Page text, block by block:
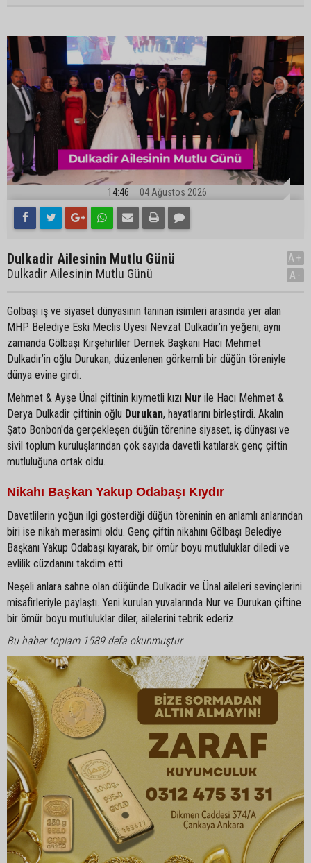
14:46 04 Ağustos 2026
Dulkadir Ailesinin Mutlu Günü
Dulkadir Ailesinin Mutlu Günü
A+
A-
Gölbaşı iş ve siyaset dünyasının tanınan isimleri arasında yer alan
MHP Belediye Eski Meclis Üyesi Nevzat Dulkadir’in yeğeni, aynı
zamanda Gölbaşı Kırşehirliler Dernek Başkanı Hacı Mehmet
Dulkadir’in oğlu Durukan, düzenlenen görkemli bir düğün töreniyle
dünya evine girdi.
Mehmet & Ayşe Ünal çiftinin kıymetli kızı Nur ile Hacı Mehmet &
Derya Dulkadir çiftinin oğlu Durukan, hayatlarını birleştirdi. Akalın
Şato Bonbon'da gerçekleşen düğün törenine siyaset, iş dünyası ve
sivil toplum kuruluşlarından çok sayıda davetli katılarak genç çiftin
mutluluğuna ortak oldu.
Nikahı Başkan Yakup Odabaşı Kıydır
Davetlilerin yoğun ilgi gösterdiği düğün töreninin en anlamlı anlarından
biri ise nikah merasimi oldu. Genç çiftin nikahını Gölbaşı Belediye
Başkanı Yakup Odabaşı kıyarak, bir ömür boyu mutluluklar diledi ve
evlilik cüzdanını takdim etti.
Neşeli anlara sahne olan düğünde Dulkadir ve Ünal aileleri sevinçlerini
misafirleriyle paylaştı. Yeni kurulan yuvalarında Nur ve Durukan çiftine
bir ömür boyu mutluluklar diler, ailelerini tebrik ederiz.
Bu haber toplam 1589 defa okunmuştur